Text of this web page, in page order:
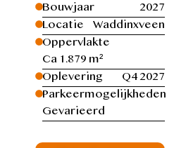
Bouwjaar
2027
Locatie
Waddinxveen
Oppervlakte
Ca 1.879 m²
Oplevering
Q4 2027
Parkeermogelijkheden
Gevarieerd